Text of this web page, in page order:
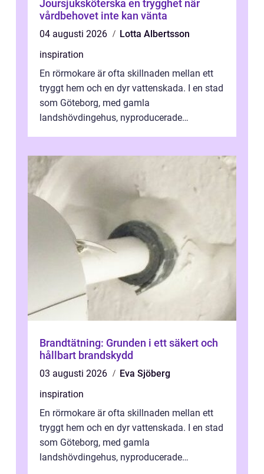
Joursjuksköterska en trygghet när
vårdbehovet inte kan vänta
04 augusti 2026
Lotta Albertsson
inspiration
En rörmokare är ofta skillnaden mellan ett
tryggt hem och en dyr vattenskada. I en stad
som Göteborg, med gamla
landshövdingehus, nyproducerade
Brandtätning: Grunden i ett säkert och
hållbart brandskydd
03 augusti 2026
Eva Sjöberg
inspiration
En rörmokare är ofta skillnaden mellan ett
tryggt hem och en dyr vattenskada. I en stad
som Göteborg, med gamla
landshövdingehus, nyproducerade